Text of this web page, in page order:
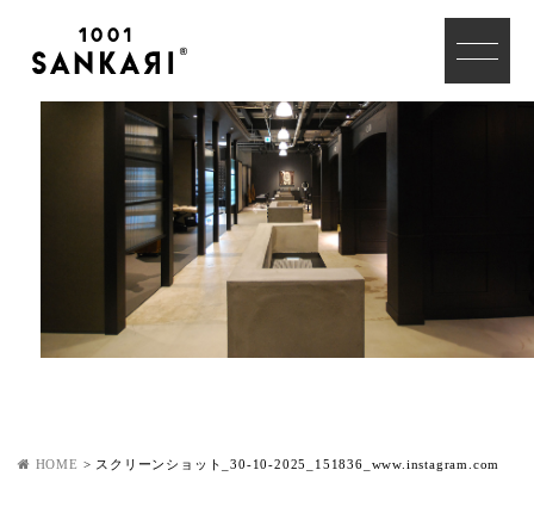
HOME > スクリーンショット_30-10-2025_151836_www.instagram.com